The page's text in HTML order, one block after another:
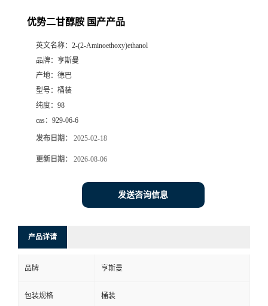
优势二甘醇胺 国产产品
英文名称： 2-(2-Aminoethoxy)ethanol
品牌： 亨斯曼
产地： 德巴
型号： 桶装
纯度： 98
cas： 929-06-6
发布日期： 2025-02-18
更新日期： 2026-08-06
发送咨询信息
产品详请
品牌 亨斯曼
包装规格 桶装